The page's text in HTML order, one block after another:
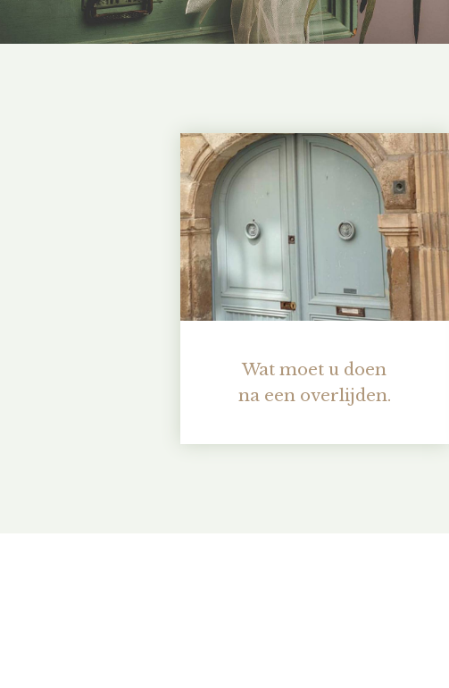
Wat moet u doen
na een overlijden.